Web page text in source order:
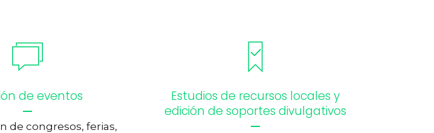
de eventos
de congresos, ferias,
Estudios de recursos locales y
edición de soportes divulgativos